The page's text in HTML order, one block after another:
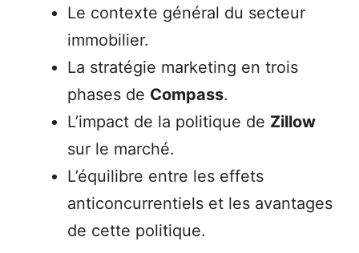
Le contexte général du secteur
immobilier.
La stratégie marketing en trois
phases de Compass.
L’impact de la politique de Zillow
sur le marché.
L’équilibre entre les effets
anticoncurrentiels et les avantages
de cette politique.